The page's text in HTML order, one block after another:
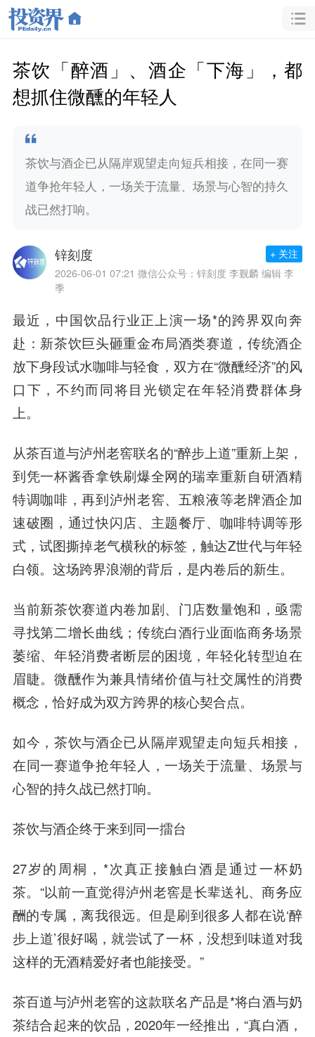
茶饮「醉酒」、酒企「下海」，都
想抓住微醺的年轻人
茶饮与酒企已从隔岸观望走向短兵相接，在同一赛
道争抢年轻人，一场关于流量、场景与心智的持久
战已然打响。
锌刻度
2026-06-01 07:21 微信公众号：锌刻度 李觐麟 编辑 李
季
+ 关注
最近，中国饮品行业正上演一场*的跨界双向奔
赴：新茶饮巨头砸重金布局酒类赛道，传统酒企
放下身段试水咖啡与轻食，双方在“微醺经济”的风
口下，不约而同将目光锁定在年轻消费群体身
上。
从茶百道与泸州老窖联名的“醉步上道”重新上架，
到凭一杯酱香拿铁刷爆全网的瑞幸重新自研酒精
特调咖啡，再到泸州老窖、五粮液等老牌酒企加
速破圈，通过快闪店、主题餐厅、咖啡特调等形
式，试图撕掉老气横秋的标签，触达Z世代与年轻
白领。这场跨界浪潮的背后，是内卷后的新生。
当前新茶饮赛道内卷加剧、门店数量饱和，亟需
寻找第二增长曲线；传统白酒行业面临商务场景
萎缩、年轻消费者断层的困境，年轻化转型迫在
眉睫。微醺作为兼具情绪价值与社交属性的消费
概念，恰好成为双方跨界的核心契合点。
如今，茶饮与酒企已从隔岸观望走向短兵相接，
在同一赛道争抢年轻人，一场关于流量、场景与
心智的持久战已然打响。
茶饮与酒企终于来到同一擂台
27岁的周桐，*次真正接触白酒是通过一杯奶
茶。“以前一直觉得泸州老窖是长辈送礼、商务应
酬的专属，离我很远。但是刷到很多人都在说‘醉
步上道’很好喝，就尝试了一杯，没想到味道对我
这样的无酒精爱好者也能接受。”
茶百道与泸州老窖的这款联名产品是*将白酒与奶
茶结合起来的饮品，2020年一经推出，“真白酒，